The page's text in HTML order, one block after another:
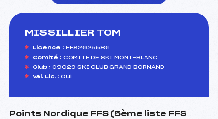
MISSILLIER TOM
Licence : FFS2625586
Comité : COMITE DE SKI MONT-BLANC
Club : 09029 SKI CLUB GRAND BORNAND
Val. Lic. : Oui
Points Nordique FFS (5ème liste FFS